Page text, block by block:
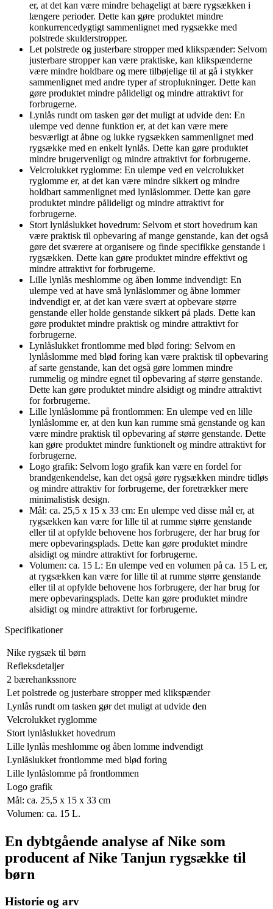
er, at det kan være mindre behageligt at bære rygsækken i
længere perioder. Dette kan gøre produktet mindre
konkurrencedygtigt sammenlignet med rygsække med
polstrede skulderstropper.
Let polstrede og justerbare stropper med klikspænder: Selvom
justerbare stropper kan være praktiske, kan klikspænderne
være mindre holdbare og mere tilbøjelige til at gå i stykker
sammenlignet med andre typer af stroplukninger. Dette kan
gøre produktet mindre pålideligt og mindre attraktivt for
forbrugerne.
Lynlås rundt om tasken gør det muligt at udvide den: En
ulempe ved denne funktion er, at det kan være mere
besværligt at åbne og lukke rygsækken sammenlignet med
rygsække med en enkelt lynlås. Dette kan gøre produktet
mindre brugervenligt og mindre attraktivt for forbrugerne.
Velcrolukket ryglomme: En ulempe ved en velcrolukket
ryglomme er, at det kan være mindre sikkert og mindre
holdbart sammenlignet med lynlåslommer. Dette kan gøre
produktet mindre pålideligt og mindre attraktivt for
forbrugerne.
Stort lynlåslukket hovedrum: Selvom et stort hovedrum kan
være praktisk til opbevaring af mange genstande, kan det også
gøre det sværere at organisere og finde specifikke genstande i
rygsækken. Dette kan gøre produktet mindre effektivt og
mindre attraktivt for forbrugerne.
Lille lynlås meshlomme og åben lomme indvendigt: En
ulempe ved at have små lynlåslommer og åbne lommer
indvendigt er, at det kan være svært at opbevare større
genstande eller holde genstande sikkert på plads. Dette kan
gøre produktet mindre praktisk og mindre attraktivt for
forbrugerne.
Lynlåslukket frontlomme med blød foring: Selvom en
lynlåslomme med blød foring kan være praktisk til opbevaring
af sarte genstande, kan det også gøre lommen mindre
rummelig og mindre egnet til opbevaring af større genstande.
Dette kan gøre produktet mindre alsidigt og mindre attraktivt
for forbrugerne.
Lille lynlåslomme på frontlommen: En ulempe ved en lille
lynlåslomme er, at den kun kan rumme små genstande og kan
være mindre praktisk til opbevaring af større genstande. Dette
kan gøre produktet mindre funktionelt og mindre attraktivt for
forbrugerne.
Logo grafik: Selvom logo grafik kan være en fordel for
brandgenkendelse, kan det også gøre rygsækken mindre tidløs
og mindre attraktiv for forbrugerne, der foretrækker mere
minimalistisk design.
Mål: ca. 25,5 x 15 x 33 cm: En ulempe ved disse mål er, at
rygsækken kan være for lille til at rumme større genstande
eller til at opfylde behovene hos forbrugere, der har brug for
mere opbevaringsplads. Dette kan gøre produktet mindre
alsidigt og mindre attraktivt for forbrugerne.
Volumen: ca. 15 L: En ulempe ved en volumen på ca. 15 L er,
at rygsækken kan være for lille til at rumme større genstande
eller til at opfylde behovene hos forbrugere, der har brug for
mere opbevaringsplads. Dette kan gøre produktet mindre
alsidigt og mindre attraktivt for forbrugerne.
Specifikationer
Nike rygsæk til børn
Refleksdetaljer
2 bærehankssnore
Let polstrede og justerbare stropper med klikspænder
Lynlås rundt om tasken gør det muligt at udvide den
Velcrolukket ryglomme
Stort lynlåslukket hovedrum
Lille lynlås meshlomme og åben lomme indvendigt
Lynlåslukket frontlomme med blød foring
Lille lynlåslomme på frontlommen
Logo grafik
Mål: ca. 25,5 x 15 x 33 cm
Volumen: ca. 15 L.
En dybtgående analyse af Nike som
producent af Nike Tanjun rygsække til
børn
Historie og arv